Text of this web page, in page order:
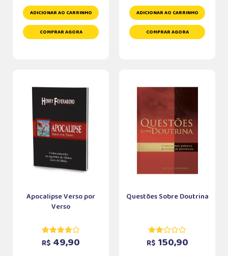
ADICIONAR AO CARRINHO
COMPRAR AGORA
ADICIONAR AO CARRINHO
COMPRAR AGORA
Apocalipse Verso por
Verso
R$ 49,90
Questões Sobre Doutrina
R$ 150,90